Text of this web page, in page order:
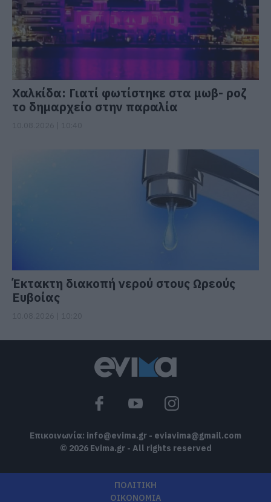
Χαλκίδα: Γιατί φωτίστηκε στα μωβ- ροζ
το δημαρχείο στην παραλία
Έκτακτη διακοπή νερού στους Ωρεούς
Ευβοίας
Επικοινωνία: info@evima.gr - eviavima@gmail.com
© 2026 Evima.gr - All rights reserved
ΠΟΛΙΤΙΚΗ
ΟΙΚΟΝΟΜΙΑ